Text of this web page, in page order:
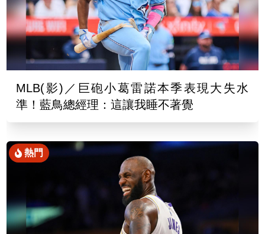
MLB(影)／巨砲小葛雷諾本季表現大失水
準！藍鳥總經理：這讓我睡不著覺
熱門